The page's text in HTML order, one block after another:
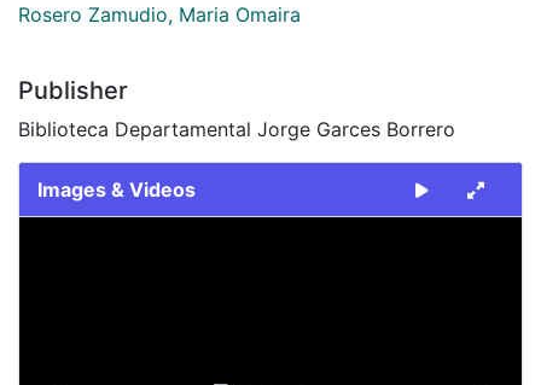
Rosero Zamudio, Maria Omaira
Publisher
Biblioteca Departamental Jorge Garces Borrero
Images & Videos